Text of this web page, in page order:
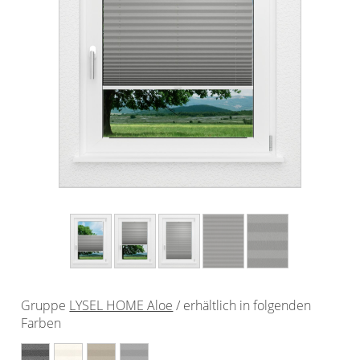
Outdoor-Plissees
Plissee mit Muster
Plissee günstig
Bildergalerie
Plissee Modelle
Plissee Befestigungen
Plissee Messanleitung
Plissee Waschanleitung
Schienensysteme
Rollo
Dachfenster Rollo
Gruppe LYSEL HOME Aloe / erhältlich in folgenden
Farben